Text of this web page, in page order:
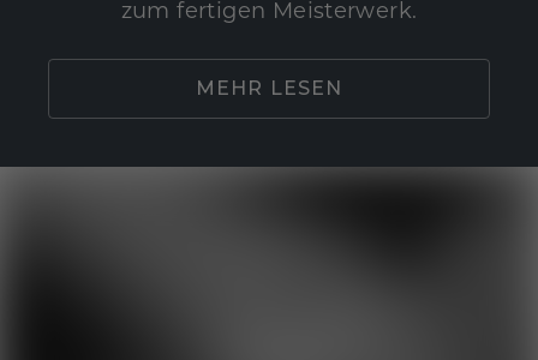
zum fertigen Meisterwerk.
MEHR LESEN